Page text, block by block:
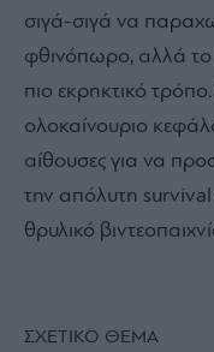
σιγά-σιγά να
φθινόπωρο, αλλά το
πιο εκρηκτικό
ολοκαίνουριο
αίθουσες για να
την απόλυτη
θρυλικό
ΣΧΕΤΙΚΟ ΘΕΜΑ